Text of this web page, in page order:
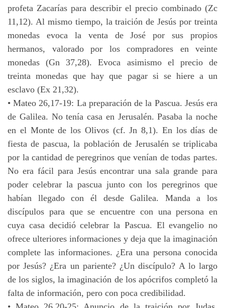
profeta Zacarías para describir el precio combinado (Zc
11,12). Al mismo tiempo, la traición de Jesús por treinta
monedas evoca la venta de José por sus propios
hermanos, valorado por los compradores en veinte
monedas (Gn 37,28). Evoca asimismo el precio de
treinta monedas que hay que pagar si se hiere a un
esclavo (Ex 21,32).
• Mateo 26,17-19: La preparación de la Pascua. Jesús era
de Galilea. No tenía casa en Jerusalén. Pasaba la noche
en el Monte de los Olivos (cf. Jn 8,1). En los días de
fiesta de pascua, la población de Jerusalén se triplicaba
por la cantidad de peregrinos que venían de todas partes.
No era fácil para Jesús encontrar una sala grande para
poder celebrar la pascua junto con los peregrinos que
habían llegado con él desde Galilea. Manda a los
discípulos para que se encuentre con una persona en
cuya casa decidió celebrar la Pascua. El evangelio no
ofrece ulteriores informaciones y deja que la imaginación
complete las informaciones. ¿Era una persona conocida
por Jesús? ¿Era un pariente? ¿Un discípulo? A lo largo
de los siglos, la imaginación de los apócrifos completó la
falta de información, pero con poca credibilidad.